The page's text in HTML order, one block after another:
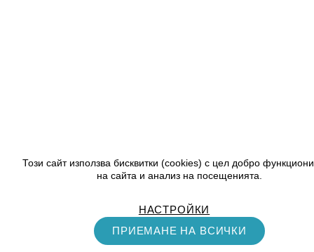
Този сайт използва бисквитки (cookies) с цел добро
на сайта и анализ на посещенията.
НАСТРОЙКИ
ПРИЕМАНЕ НА ВСИЧКИ